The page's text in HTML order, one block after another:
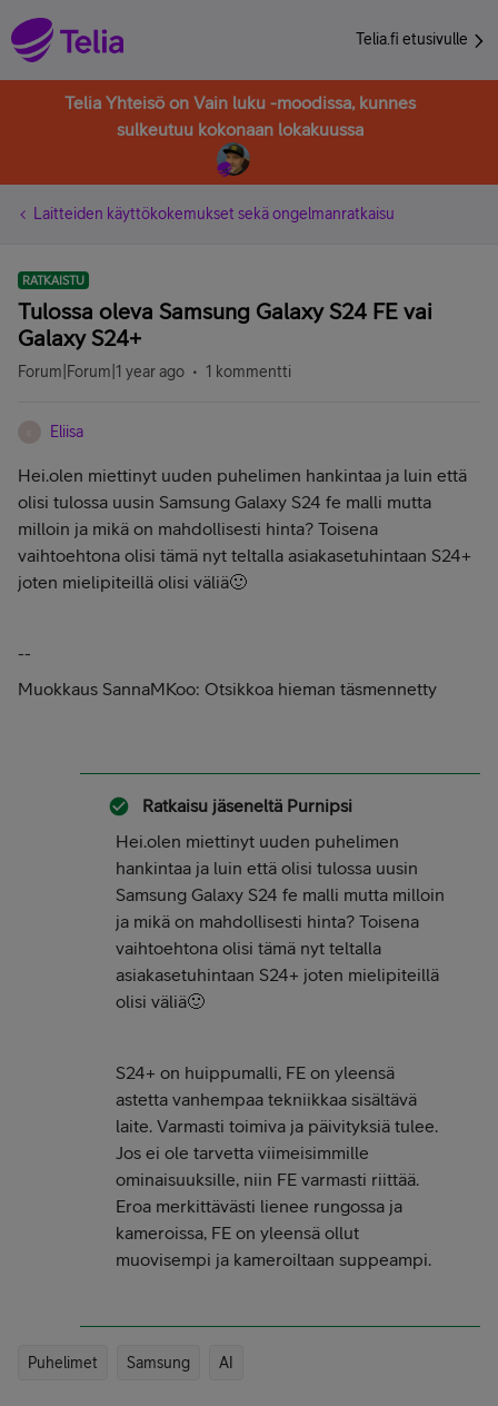
Telia.fi etusivulle
Telia Yhteisö on Vain luku -moodissa, kunnes
sulkeutuu kokonaan lokakuussa
Laitteiden käyttökokemukset sekä ongelmanratkaisu
RATKAISTU
Tulossa oleva Samsung Galaxy S24 FE vai
Galaxy S24+
Forum|Forum|1 year ago 1 kommentti
Eliisa
Hei.olen miettinyt uuden puhelimen hankintaa ja luin että
olisi tulossa uusin Samsung Galaxy S24 fe malli mutta
milloin ja mikä on mahdollisesti hinta? Toisena
vaihtoehtona olisi tämä nyt teltalla asiakasetuhintaan S24+
joten mielipiteillä olisi väliä🙂
--
Muokkaus SannaMKoo: Otsikkoa hieman täsmennetty
Ratkaisu jäseneltä Purnipsi
Hei.olen miettinyt uuden puhelimen
hankintaa ja luin että olisi tulossa uusin
Samsung Galaxy S24 fe malli mutta milloin
ja mikä on mahdollisesti hinta? Toisena
vaihtoehtona olisi tämä nyt teltalla
asiakasetuhintaan S24+ joten mielipiteillä
olisi väliä🙂
S24+ on huippumalli, FE on yleensä
astetta vanhempaa tekniikkaa sisältävä
laite. Varmasti toimiva ja päivityksiä tulee.
Jos ei ole tarvetta viimeisimmille
ominaisuuksille, niin FE varmasti riittää.
Eroa merkittävästi lienee rungossa ja
kameroissa, FE on yleensä ollut
muovisempi ja kameroiltaan suppeampi.
Puhelimet Samsung AI